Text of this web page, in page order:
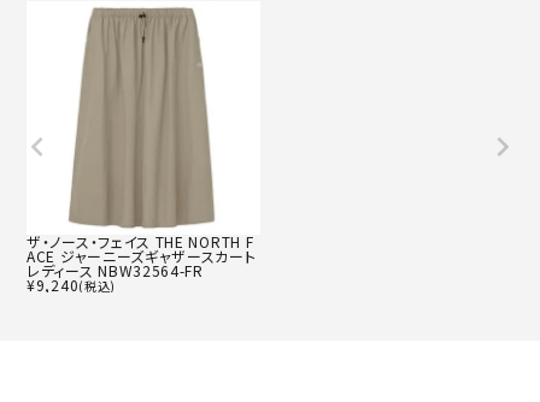
ザ・ノース・フェイス THE NORTH F
ACE ジャーニーズギャザースカート
レディース NBW32564-FR
¥9,240(税込)